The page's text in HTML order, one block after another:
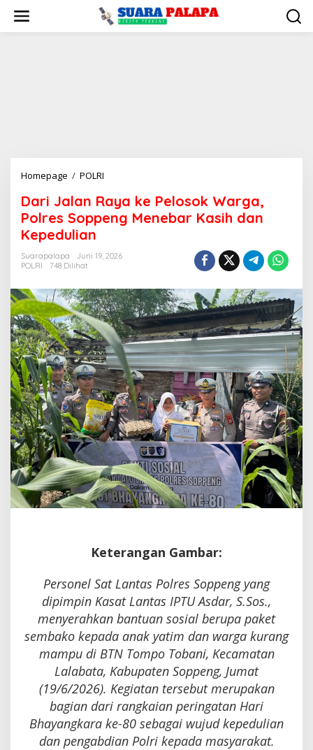
konten
Homepage / POLRI
Raya
ke
Polres
Menebar
Kasih
dan
Kepedulian
Dari Jalan Raya ke Pelosok Warga,
Polres Soppeng Menebar Kasih dan
Kepedulian
Suarapalapa
Juni 19, 2026
POLRI
748 Dilihat
Keterangan Gambar:
Personel Sat Lantas Polres Soppeng yang
dipimpin Kasat Lantas IPTU Asdar, S.Sos.,
menyerahkan bantuan sosial berupa paket
sembako kepada anak yatim dan warga kurang
mampu di BTN Tompo Tobani, Kecamatan
Lalabata, Kabupaten Soppeng, Jumat
(19/6/2026). Kegiatan tersebut merupakan
bagian dari rangkaian peringatan Hari
Bhayangkara ke-80 sebagai wujud kepedulian
dan pengabdian Polri kepada masyarakat.